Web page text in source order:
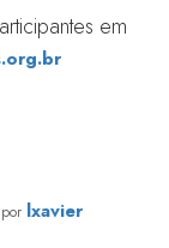
em
por lxavier